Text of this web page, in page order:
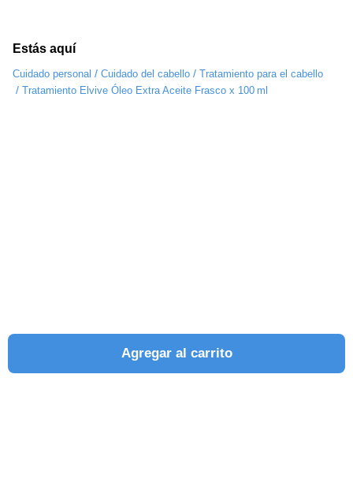
Estás aquí
Cuidado personal / Cuidado del cabello / Tratamiento para el cabello
/ Tratamiento Elvive Óleo Extra Aceite Frasco x 100 ml
Agregar al carrito